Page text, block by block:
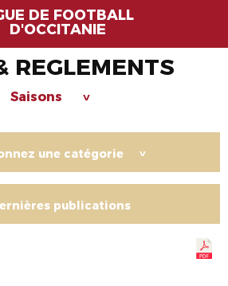
DE FOOTBALL
D'OCCITANIE
REGLEMENTS
Saisons >
une catégorie >
publications